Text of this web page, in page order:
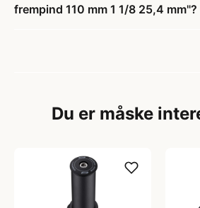
frempind 110 mm 1 1/8 25,4 mm"?
Du er måske